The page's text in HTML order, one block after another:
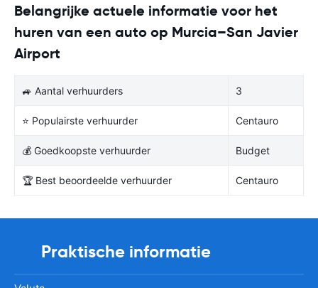
Belangrijke actuele informatie voor het
huren van een auto op Murcia–San Javier
Airport
🚙 Aantal verhuurders 3
⭐ Populairste verhuurder Centauro
💰 Goedkoopste verhuurder Budget
🏆 Best beoordeelde verhuurder Centauro
Praktische informatie